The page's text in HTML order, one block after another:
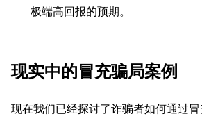
极端高回报的预期。
现实中的冒充骗局案例
现在我们已经探讨了诈骗者如何通过